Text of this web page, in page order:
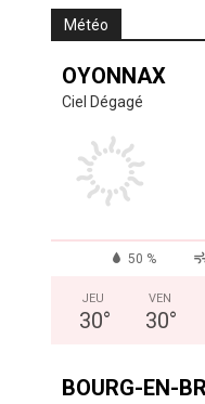
Météo
OYONNAX
Ciel Dégagé
50 %
JEU
30°
VEN
30°
BOURG-EN-